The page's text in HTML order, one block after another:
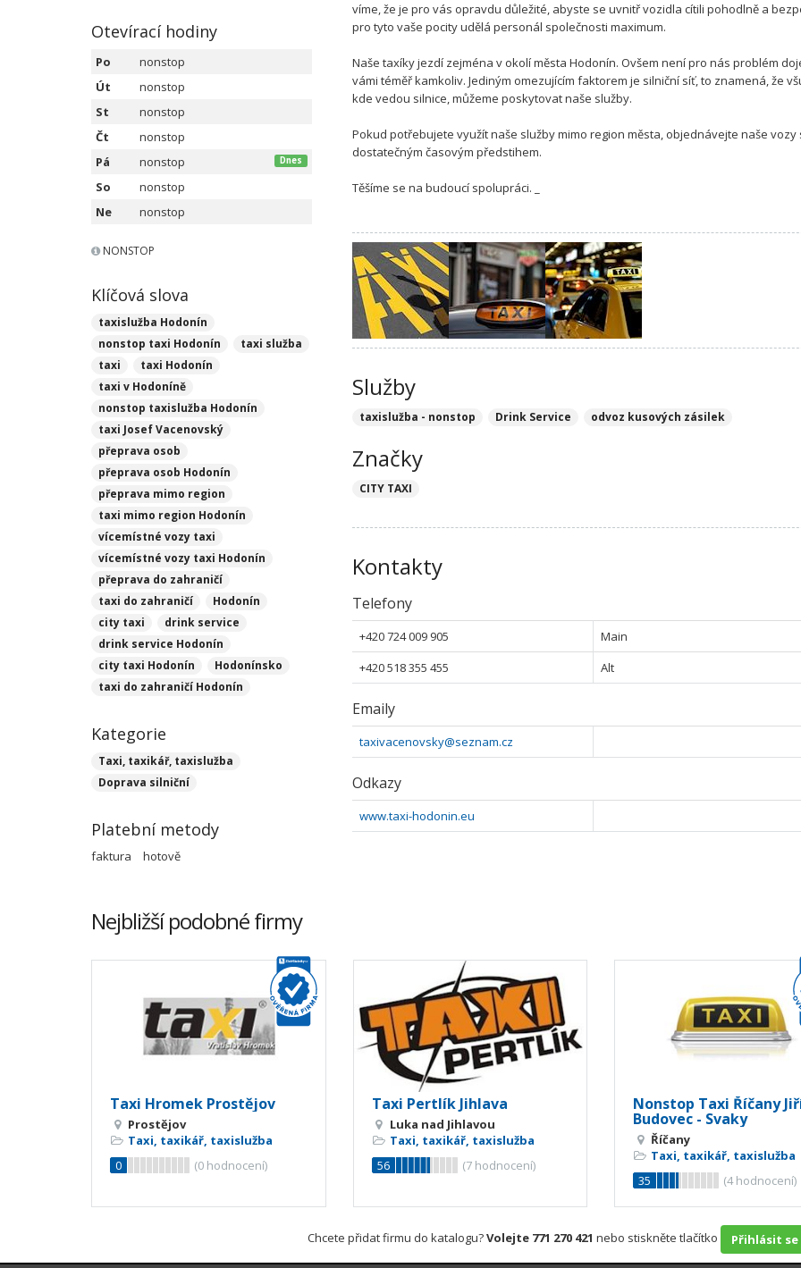
víme, že je pro vás opravdu důležité, abyste se uvnitř vozidla cítili pohodlně a
pro tyto vaše pocity udělá personál společnosti maximum.
Naše taxíky jezdí zejména v okolí města Hodonín. Ovšem není pro nás problém
vámi téměř kamkoliv. Jediným omezujícím faktorem je silniční síť, to znamená, že
kde vedou silnice, můžeme poskytovat naše služby.
Pokud potřebujete využít naše služby mimo region města, objednávejte naše vozy
dostatečným časovým předstihem.
Těšíme se na budoucí spolupráci. _
Služby
taxislužba - nonstop Drink Service odvoz kusových zásilek
Značky
CITY TAXI
Kontakty
Telefony
+420 724 009 905
Main
+420 518 355 455
Alt
Emaily
taxivacenovsky@seznam.cz
Odkazy
www.taxi-hodonin.eu
Otevírací hodiny
Po
nonstop
Út
nonstop
St
nonstop
Čt
nonstop
Pá
nonstop Dnes
So
nonstop
Ne
nonstop
NONSTOP
Klíčová slova
taxislužba Hodonín
nonstop taxi Hodonín
taxi služba
taxi
taxi Hodonín
taxi v Hodoníně
nonstop taxislužba Hodonín
taxi Josef Vacenovský
přeprava osob
přeprava osob Hodonín
přeprava mimo region
taxi mimo region Hodonín
vícemístné vozy taxi
vícemístné vozy taxi Hodonín
přeprava do zahraničí
taxi do zahraničí
Hodonín
city taxi
drink service
drink service Hodonín
city taxi Hodonín
Hodonínsko
taxi do zahraničí Hodonín
Kategorie
Taxi, taxikář, taxislužba
Doprava silniční
Platební metody
faktura hotově
Nejbližší podobné firmy
Taxi Hromek Prostějov
Prostějov
Taxi, taxikář, taxislužba
0
(0 hodnocení)
Taxi Pertlík Jihlava
Luka nad Jihlavou
Taxi, taxikář, taxislužba
56
(7hodnocení)
Nonstop Taxi Říčany
Budovec - Svaky
Říčany
Taxi, taxikář, taxislužba
35
(4hodnocení)
Chcete přidat firmu do katalogu?Volejte 771 270 421 nebo stiskněte tlačítko Přihlásit